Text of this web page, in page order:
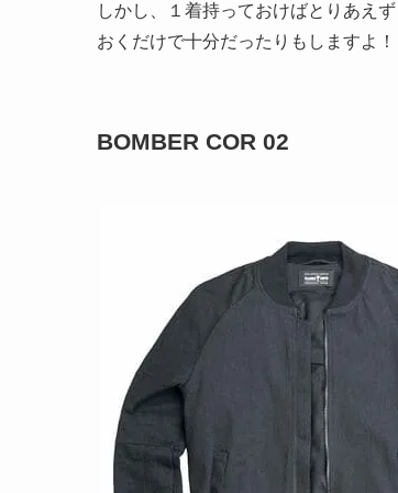
しかし、１着持っておけばとりあえ
おくだけで十分だったりもしますよ！
BOMBER COR 02